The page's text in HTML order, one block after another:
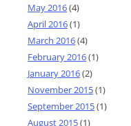
May 2016(4)
April 2016(1)
March 2016(4)
February 2016(1)
January 2016(2)
November 2015(1)
September 2015(1)
August 2015(1)